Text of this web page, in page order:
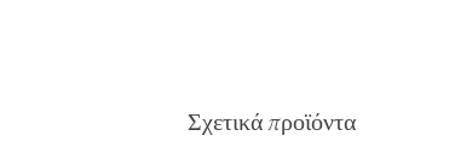
Σχετικά προϊόντα